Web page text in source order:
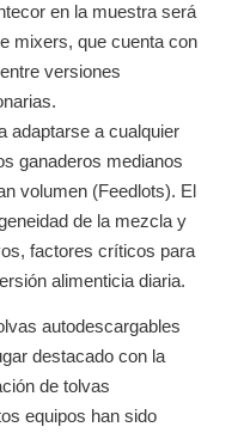
en la muestra será
mixers, que cuenta con
versiones
adaptarse a cualquier
ganaderos medianos
volumen (Feedlots). El
de la mezcla y
factores críticos para
alimenticia diaria.
autodescargables
destacado con la
de tolvas
equipos han sido